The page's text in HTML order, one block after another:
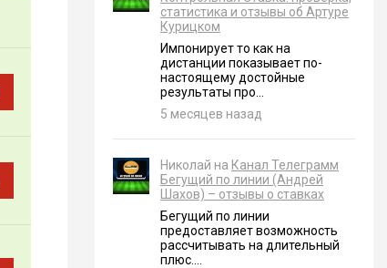
статистика и отзывы об Артуре
Курицком
Импонирует то как на
дистанции показывает по-
настоящему достойные
результаты про...
5 месяцев назад
Николай на Канал Телеграмм
Бегущий по линии (Андрей
Шахов) – отзывы о ставках
Бегущий по линии
предоставляет возможность
рассчитывать на длительный
плюс....